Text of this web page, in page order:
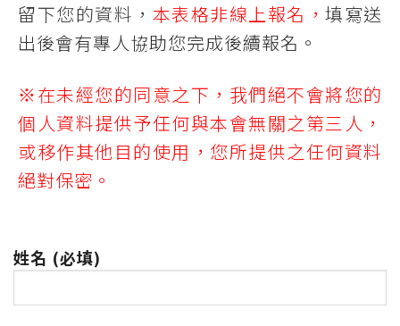
留下您的資料， 本表格非線上報名， 填寫送
出後會有專人協助您完成後續報名。
※在未經您的同意之下，我們絕不會將您的
個人資料提供予任何與本會無關之第三人，
或移作其他目的使用，您所提供之任何資料
絕對保密。
姓名 (必填)